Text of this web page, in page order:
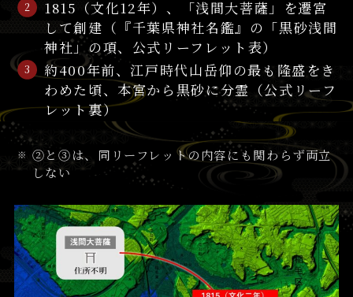
1815（文化12年）、「浅間大菩薩」を遷宮
して創建（『千葉県神社名鑑』の「黒砂浅間
神社」の項、公式リーフレット表）
約400年前、江戸時代山岳仰の最も隆盛をき
わめた頃、本宮から黒砂に分霊（公式リーフ
レット裏）
②と③は、同リーフレットの内容にも関わらず両立
しない